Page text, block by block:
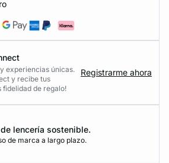
experiencias únicas.
y recibe tus
fidelidad de regalo!
Registrarme ahora
lencería sostenible.
de marca a largo plazo.